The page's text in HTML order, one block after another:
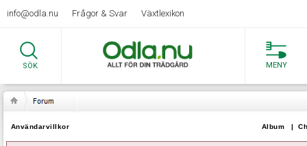
info@odla.nu Frågor & Svar Växtlexikon
SÖK MENY
Användarvillkor Album |